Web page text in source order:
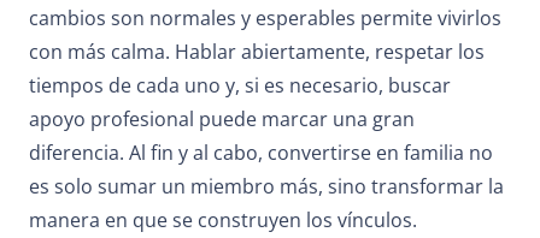
cambios son normales y esperables permite vivirlos
con más calma. Hablar abiertamente, respetar los
tiempos de cada uno y, si es necesario, buscar
apoyo profesional puede marcar una gran
diferencia. Al fin y al cabo, convertirse en familia no
es solo sumar un miembro más, sino transformar la
manera en que se construyen los vínculos.